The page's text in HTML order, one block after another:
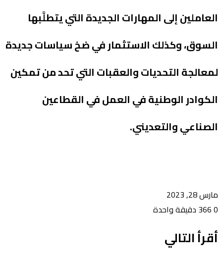
العاملين إلى المهارات الجديدة التي يتطلَّبها
السوق، وكذلك الاستثمار في ضخ سياسات جديدة
لمعالجة التحديات والعقبات التي تحد من تمكين
الكوادر الوطنية في العمل في القطاعين
الصناعي والتعديني.
مارس 28, 2023
0
دقيقة واحدة
أقرأ التالي